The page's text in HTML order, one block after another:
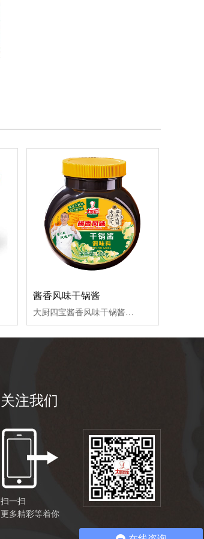
酱香风味干锅酱
大厨四宝酱香风味干锅酱，一酱打底，风味由你，干锅酱就用大厨四宝！
关注我们
扫一扫
更多精彩等着你